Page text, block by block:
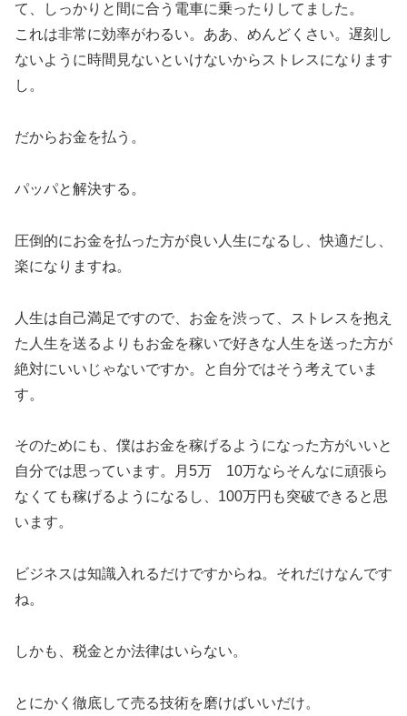
て、しっかりと間に合う電車に乗ったりしてました。
これは非常に効率がわるい。ああ、めんどくさい。遅刻し
ないように時間見ないといけないからストレスになります
し。
だからお金を払う。
パッパと解決する。
圧倒的にお金を払った方が良い人生になるし、快適だし、
楽になりますね。
人生は自己満足ですので、お金を渋って、ストレスを抱え
た人生を送るよりもお金を稼いで好きな人生を送った方が
絶対にいいじゃないですか。と自分ではそう考えていま
す。
そのためにも、僕はお金を稼げるようになった方がいいと
自分では思っています。月5万 10万ならそんなに頑張ら
なくても稼げるようになるし、100万円も突破できると思
います。
ビジネスは知識入れるだけですからね。それだけなんです
ね。
しかも、税金とか法律はいらない。
とにかく徹底して売る技術を磨けばいいだけ。